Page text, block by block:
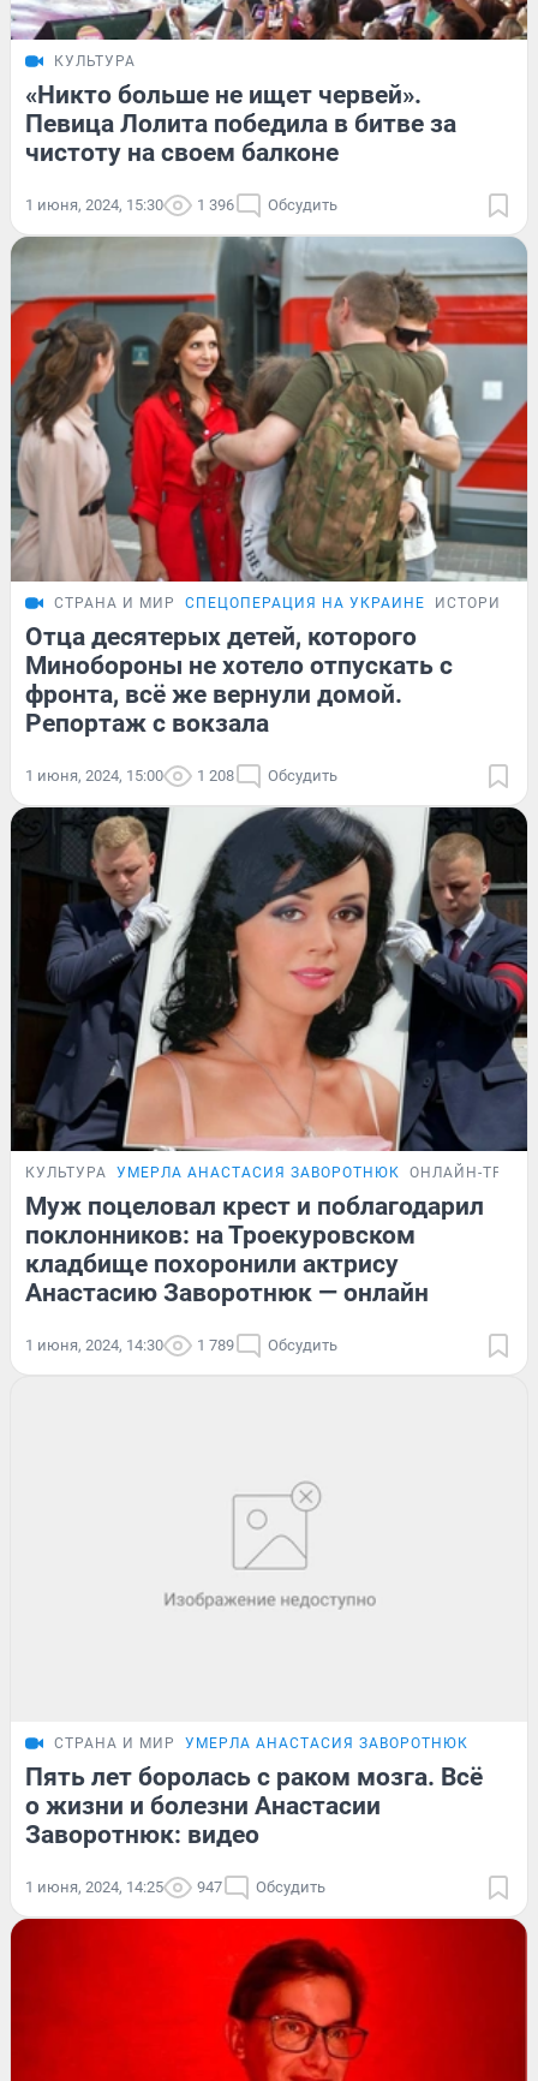
КУЛЬТУРА
«Никто больше не ищет червей».
Певица Лолита победила в битве за
чистоту на своем балконе
1 июня, 2024, 15:30 1 396 Обсудить
СТРАНА И МИР СПЕЦОПЕРАЦИЯ НА УКРАИНЕ ИСТОРИИ
Отца десятерых детей, которого
Минобороны не хотело отпускать с
фронта, всё же вернули домой.
Репортаж с вокзала
1 июня, 2024, 15:00 1 208 Обсудить
КУЛЬТУРА УМЕРЛА АНАСТАСИЯ ЗАВОРОТНЮК ОНЛАЙН-
Муж поцеловал крест и поблагодарил
поклонников: на Троекуровском
кладбище похоронили актрису
Анастасию Заворотнюк — онлайн
1 июня, 2024, 14:30 1 789 Обсудить
СТРАНА И МИР УМЕРЛА АНАСТАСИЯ ЗАВОРОТНЮК
Пять лет боролась с раком мозга. Всё
о жизни и болезни Анастасии
Заворотнюк: видео
1 июня, 2024, 14:25 947 Обсудить